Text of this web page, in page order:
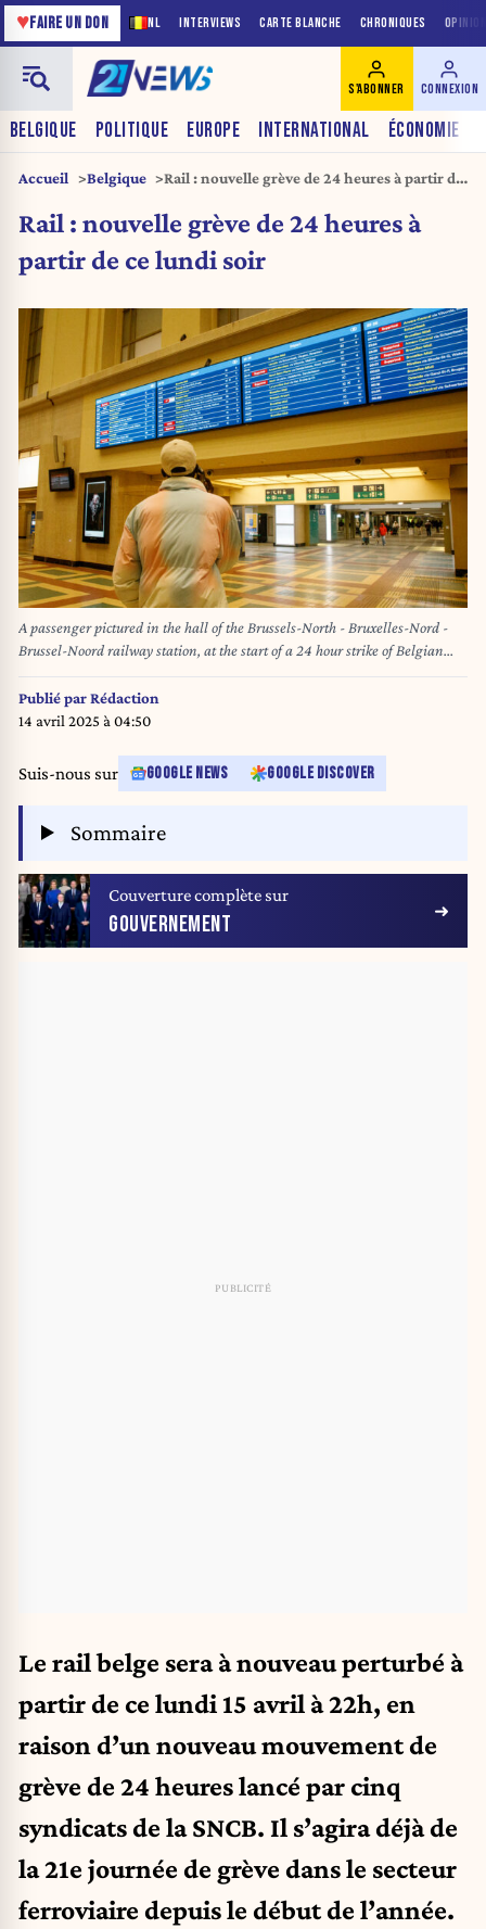
NL INTERVIEWS CARTE BLANCHE CHRONIQUES
♥FAIRE UN DON
BELGIQUE POLITIQUE EUROPE INTERNATIONAL ÉCONOMIE
S'ABONNER CONNEXION
Accueil Belgique
Rail : nouvelle grève de 24 heures à partir de
Rail : nouvelle grève de 24 heures à
partir de ce lundi soir
A passenger pictured in the hall of the Brussels-North - Bruxelles-Nord -
Brussel-Noord railway station, at the start of a 24 hour strike of Belgian
railway company NMBS-SNCB, HR Rail and Infrabel, Sunday 12 January
2025, in Brussels. The strike is part of a national day of action to protest
against the planned pension reforms of the ongoing federal government
Publié parRédaction
14 avril 2025 à 04:50
Suis-nous sur GOOGLE NEWS GOOGLE DISCOVER
Sommaire
Couverture complète sur
GOUVERNEMENT
Le rail belge sera à nouveau perturbé à
partir de ce lundi 15 avril à 22h, en
raison d’un nouveau mouvement de
grève de 24 heures lancé par cinq
syndicats de la SNCB. Il s’agira déjà de
la 21e journée de grève dans le secteur
ferroviaire depuis le début de l’année.